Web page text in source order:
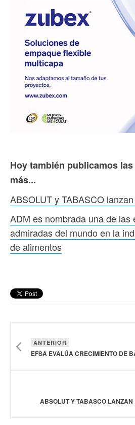
Hoy también publicamos
más...
ABSOLUT y TABASCO
ADM es nombrada una de las
admiradas del mundo en la
de alimentos
ANTERIOR
ABSOLUT Y TABASCO